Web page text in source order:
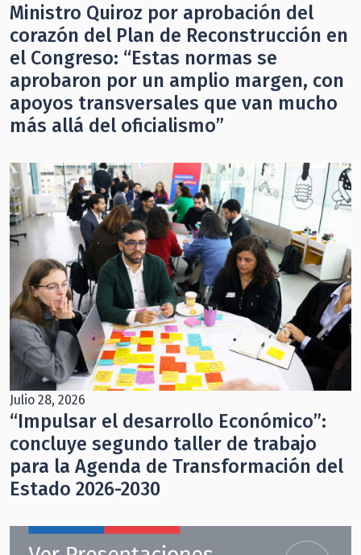
Ministro Quiroz por aprobación del
corazón del Plan de Reconstrucción en
el Congreso: “Estas normas se
aprobaron por un amplio margen, con
apoyos transversales que van mucho
más allá del oficialismo”
Julio 28, 2026
“Impulsar el desarrollo Económico”:
concluye segundo taller de trabajo
para la Agenda de Transformación del
Estado 2026-2030